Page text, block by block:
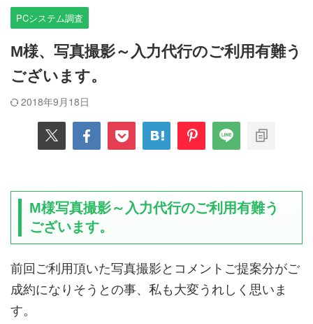
PCシステム調査
M様、写真撮影～入力代行のご利用有難う
ございます。
2018年9月18日
M様写真撮影～入力代行のご利用有難う
ございます。
前回ご利用頂いた写真撮影とコメントご提案分がご
成約になりそうとの事、私も大変うれしく思いま
す。